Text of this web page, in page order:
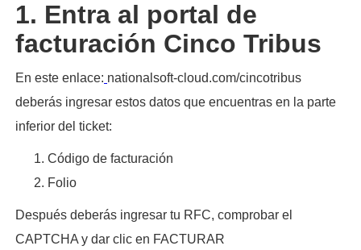
1. Entra al portal de
facturación Cinco Tribus
En este enlace: nationalsoft-cloud.com/cincotribus
deberás ingresar estos datos que encuentras en la parte
inferior del ticket:
Código de facturación
Folio
Después deberás ingresar tu RFC, comprobar el
CAPTCHA y dar clic en FACTURAR